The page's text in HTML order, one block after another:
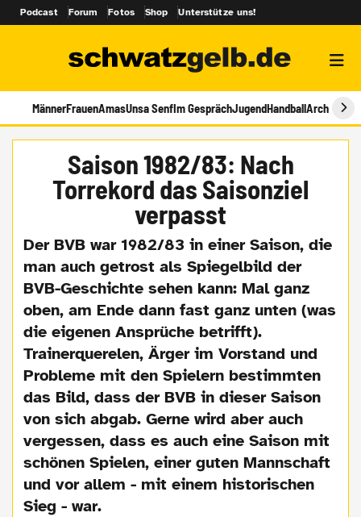
Podcast Forum Fotos Shop Unterstütze uns!
MännerFrauenAmasUnsa SenfIm GesprächJugendHandballArchiv
Saison 1982/83: Nach
Torrekord das Saisonziel
verpasst
Der BVB war 1982/83 in einer Saison, die
man auch getrost als Spiegelbild der
BVB-Geschichte sehen kann: Mal ganz
oben, am Ende dann fast ganz unten (was
die eigenen Ansprüche betrifft).
Trainerquerelen, Ärger im Vorstand und
Probleme mit den Spielern bestimmten
das Bild, dass der BVB in dieser Saison
von sich abgab. Gerne wird aber auch
vergessen, dass es auch eine Saison mit
schönen Spielen, einer guten Mannschaft
und vor allem - mit einem historischen
Sieg - war.